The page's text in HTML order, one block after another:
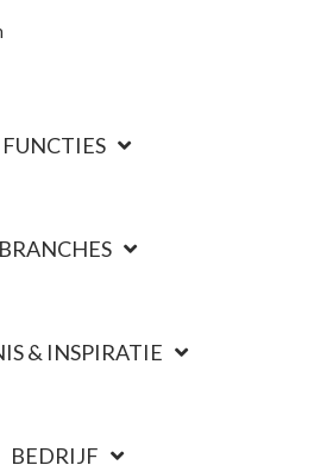
FUNCTIES
BRANCHES
& INSPIRATIE
BEDRIJF